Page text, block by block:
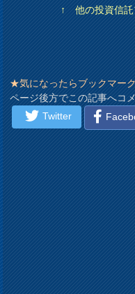
↑ 他の投資信託
★気になったらブックマー
ページ後方でこの記事へコ
Twitter